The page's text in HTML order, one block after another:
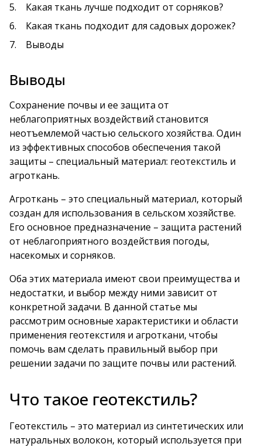
Какая ткань лучше подходит от сорняков?
Какая ткань подходит для садовых дорожек?
Выводы
Выводы
Сохранение почвы и ее защита от
неблагоприятных воздействий становится
неотъемлемой частью сельского хозяйства. Один
из эффективных способов обеспечения такой
защиты – специальный материал: геотекстиль и
агроткань.
Агроткань – это специальный материал, который
создан для использования в сельском хозяйстве.
Его основное предназначение – защита растений
от неблагоприятного воздействия погоды,
насекомых и сорняков.
Оба этих материала имеют свои преимущества и
недостатки, и выбор между ними зависит от
конкретной задачи. В данной статье мы
рассмотрим основные характеристики и области
применения геотекстиля и агроткани, чтобы
помочь вам сделать правильный выбор при
решении задачи по защите почвы или растений.
Что такое геотекстиль?
Геотекстиль – это материал из синтетических или
натуральных волокон, который используется при